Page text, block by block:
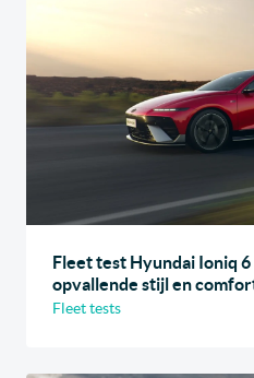
Fleet test Hyundai Ioniq 6
opvallende stijl en
Fleet tests